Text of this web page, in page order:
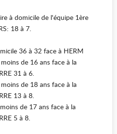
à domicile de l'équipe 1ère
18 à 7.
36 à 32 face à HERM
moins de 16 ans face à la
31 à 6.
moins de 18 ans face à la
13 à 8.
moins de 17 ans face à la
5 à 8.